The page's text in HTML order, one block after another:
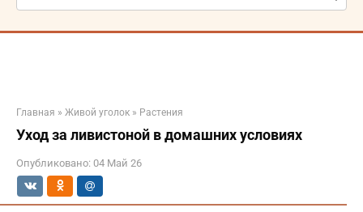
Главная » Живой уголок » Растения
Уход за ливистоной в домашних условиях
Опубликовано: 04 Май 26